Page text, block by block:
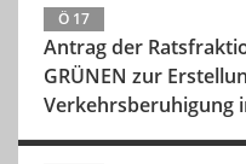
Ö 17
Antrag der
GRÜNEN zur
Verkehrsberuhigung